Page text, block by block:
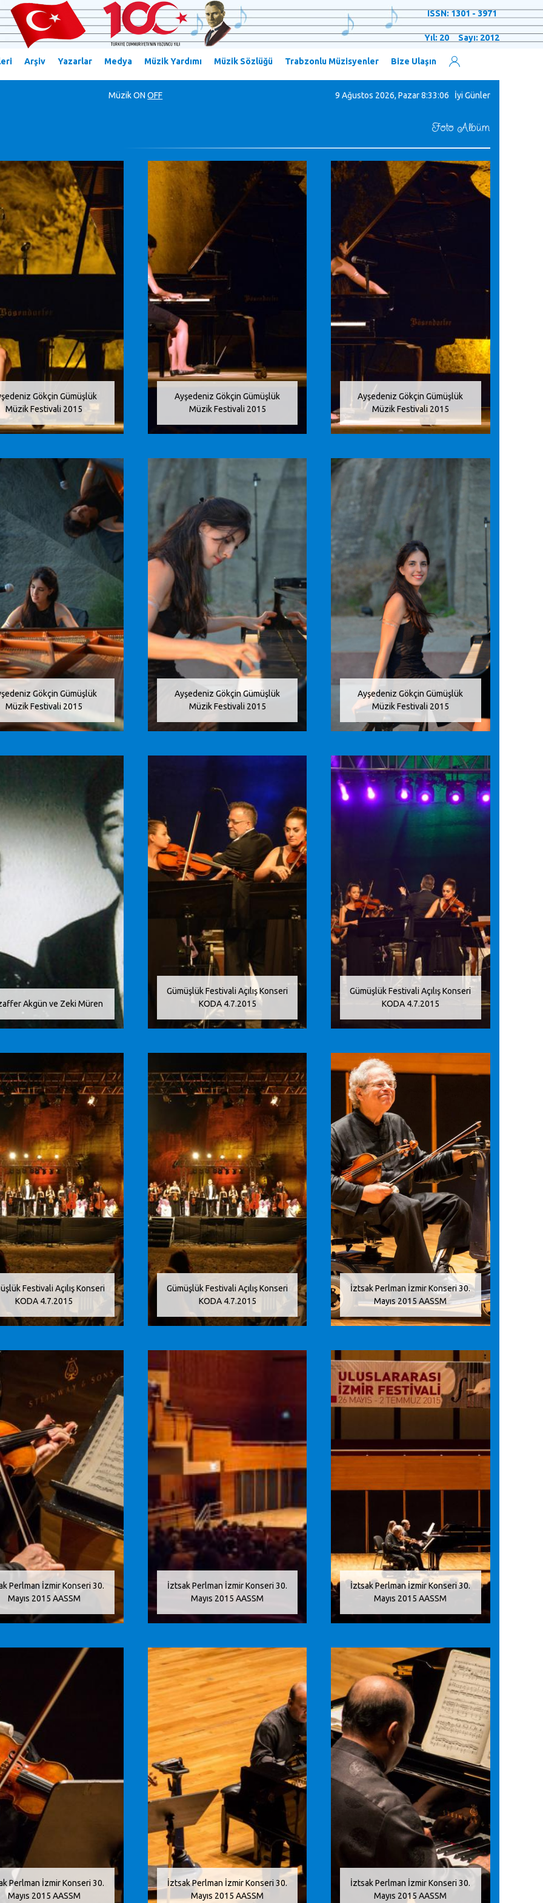
ISSN: 1301 - 3971
Yıl: 20 Sayı: 2012
Arşiv Yazarlar Medya Müzik Yardımı Müzik Sözlüğü Trabzonlu Müzisyenler Bize Ulaşın
MüzikON OFF 9 Ağustos 2026, Pazar 8:33:07 İyi Günler
Foto Albüm
Gökçin Gümüşlük
Müzik Festivali 2015
Ayşedeniz Gökçin Gümüşlük
Müzik Festivali 2015
Ayşedeniz Gökçin Gümüşlük
Müzik Festivali 2015
Gökçin Gümüşlük
Müzik Festivali 2015
Ayşedeniz Gökçin Gümüşlük
Müzik Festivali 2015
Ayşedeniz Gökçin Gümüşlük
Müzik Festivali 2015
Akgün ve Zeki Müren
Gümüşlük Festivali Açılış Konseri
KODA 4.7.2015
Gümüşlük Festivali Açılış Konseri
KODA 4.7.2015
Festivali Açılış Konseri
KODA 4.7.2015
Gümüşlük Festivali Açılış Konseri
KODA 4.7.2015
İztsak Perlman İzmir Konseri 30.
Mayıs 2015 AASSM
Perlman İzmir Konseri 30.
Mayıs 2015 AASSM
İztsak Perlman İzmir Konseri 30.
Mayıs 2015 AASSM
İztsak Perlman İzmir Konseri 30.
Mayıs 2015 AASSM
Perlman İzmir Konseri 30.
Mayıs 2015 AASSM
İztsak Perlman İzmir Konseri 30.
Mayıs 2015 AASSM
İztsak Perlman İzmir Konseri 30.
Mayıs 2015 AASSM